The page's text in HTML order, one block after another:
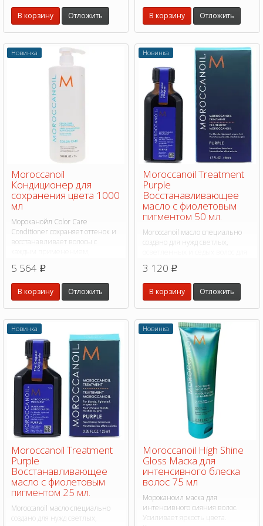
структуру волос.
В корзину Отложить В корзину Отложить
Новинка
Moroccanoil
Кондиционер для
сохранения цвета 1000
мл
Мороканойл Color Care
Conditioner сохраняет оттенок и
восстанавливает волосы с
оттенка.
5 564 p
В корзину Отложить
Новинка
Moroccanoil Treatment
Purple
Восстанавливающее
масло с фиолетовым
пигментом 50 мл.
Moroccanoil масло специально
создано для нужд светлых,
нейтрализовать желтизну и
противодействовать
нежелательным медным
оттенкам.
3 120 p
В корзину Отложить
Новинка
Moroccanoil Treatment
Purple
Восстанавливающее
масло с фиолетовым
пигментом 25 мл.
Moroccanoil масло специально
создано для нужд светлых,
Новинка
Moroccanoil High Shine
Gloss Маска для
интенсивного блеска
волос 75 мл
Мороканоил маска для
интенсивного сияния волос.
Усиливает яркость цвета.